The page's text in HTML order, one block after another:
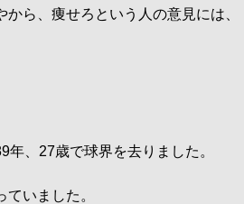
ら、痩せろという人の意見には、
、27歳で球界を去りました。
いました。